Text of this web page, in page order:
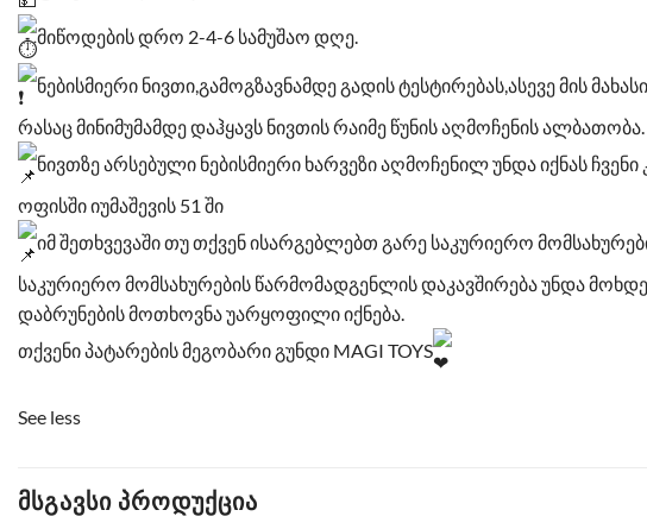
მიწოდების დრო 2-4-6 სამუშაო დღე.
ნებისმიერი ნივთი,გამოგზავნამდე გადის ტესტირებას,ასევე მის
რასაც მინიმუმამდე დაჰყავს ნივთის რაიმე წუნის აღმოჩენის ალბათობა.
ნივთზე არსებული ნებისმიერი ხარვეზი აღმოჩენილ უნდა იქნას
ოფისში იუმაშევის 51 ში
იმ შეთხვევაში თუ თქვენ ისარგებლებთ გარე საკურიერო
საკურიერო მომსახურების წარმომადგენლის დაკავშირება უნდა
დაბრუნების მოთხოვნა უარყოფილი იქნება.
თქვენი პატარების მეგობარი გუნდი MAGI TOYS
See less
ᲛᲡᲒᲐᲕᲡᲘ ᲞᲠᲝᲓᲣᲥᲪᲘᲐ